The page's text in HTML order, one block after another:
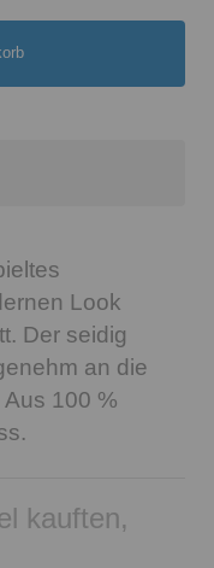
Look
Der seidig
an die
100 %
kauften,